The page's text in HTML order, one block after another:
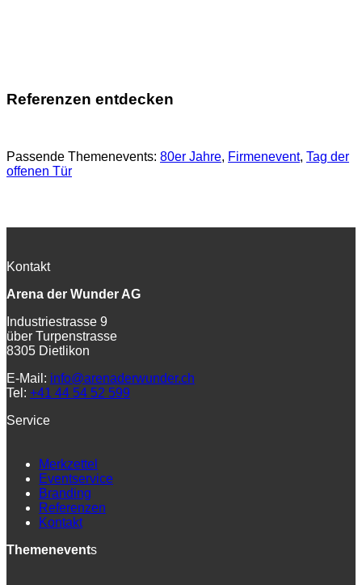
Referenzen entdecken
Passende Themenevents: 80er Jahre, Firmenevent, Tag der
offenen Tür
Kontakt
Arena der Wunder AG
Industriestrasse 9
über Turpenstrasse
8305 Dietlikon
E-Mail: info@arenaderwunder.ch
Tel: +41 44 54 52 599
Service
Merkzettel
Eventservice
Branding
Referenzen
Kontakt
Themenevents